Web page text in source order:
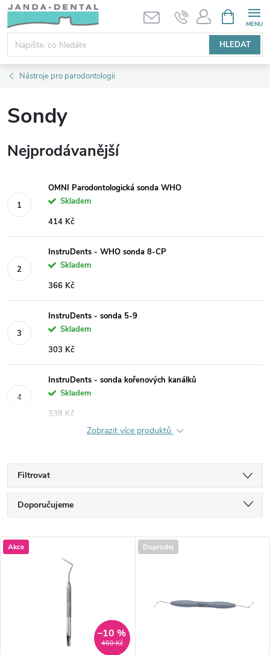
Přejít
obsah
HLEDAT
NÁKUPNÍ
KOŠÍK
Nástroje pro parodontologii
Sondy
Nejprodávanější
OMNI Parodontologická sonda WHO
Skladem
414 Kč
InstruDents - WHO sonda 8-CP
Skladem
366 Kč
InstruDents - sonda 5-9
Skladem
303 Kč
InstruDents - sonda kořenových kanálků
Skladem
338 Kč
Zobrazit více produktů
Filtrovat
Ř
a
Doporučujeme
Nejdražší
Nejprodávanější
V
Akce
460 Kč
–10 %
Doprodej